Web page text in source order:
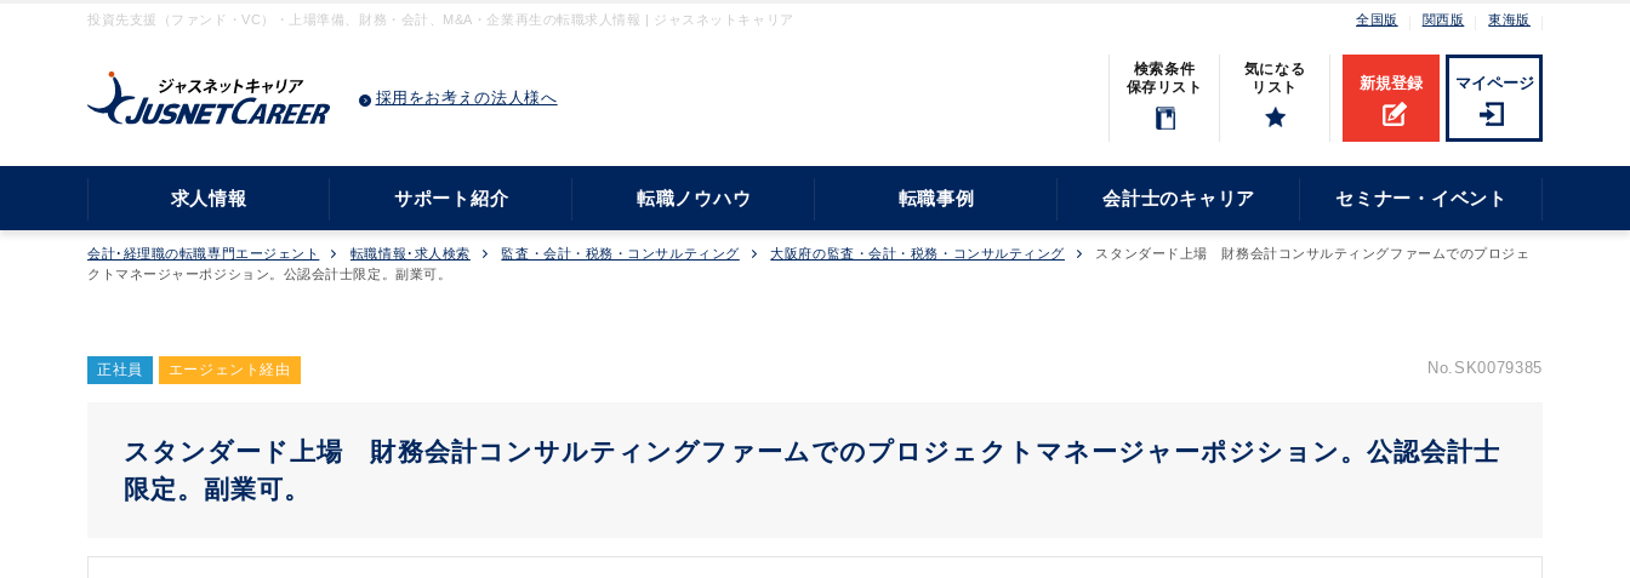
投資先支援（ファンド・VC）・上場準備、財務・会計、M&A・企業再生の転職求人情報 | ジャスネットキャリア 全国版 関西版 東海版
採用をお考えの法人様へ
検索条件
保存リスト
気になる
リスト
新規登録 マイページ
求人情報 サポート紹介 転職ノウハウ 転職事例 会計士のキャリア セミナー・イベント
会計･経理職の転職専門エージェント 転職情報･求人検索 監査・会計・税務・コンサルティング 大阪府の監査・会計・税務・コンサルティング
スタンダード上場 財務会計コンサルティングファームでのプロジェ
クトマネージャーポジション。公認会計士限定。副業可。
正社員 エージェント経由 No.SK0079385
スタンダード上場 財務会計コンサルティングファームでのプロジェクトマネージャーポジション。公認会計士
限定。副業可。